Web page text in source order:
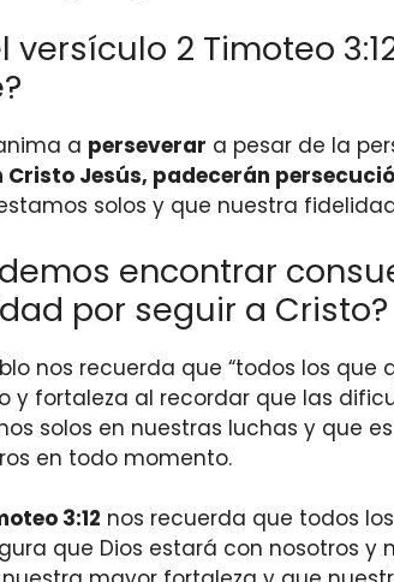
versículo 2 Timoteo
a perseverar a pesar de la
Jesús, padecerán
solos y que nuestra
encontrar
por seguir a Cristo?
nos recuerda que “todos los
y fortaleza al recordar que las
solos en nuestras luchas y que
en todo momento.
3:12 nos recuerda que todos
que Dios estará con nosotros